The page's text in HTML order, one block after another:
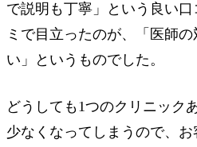
で説明も丁寧」という良い
ミで目立ったのが、「医師
い」というものでした。
どうしても1つのクリニック
少なくなってしまうので、